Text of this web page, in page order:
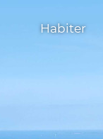
Habiter